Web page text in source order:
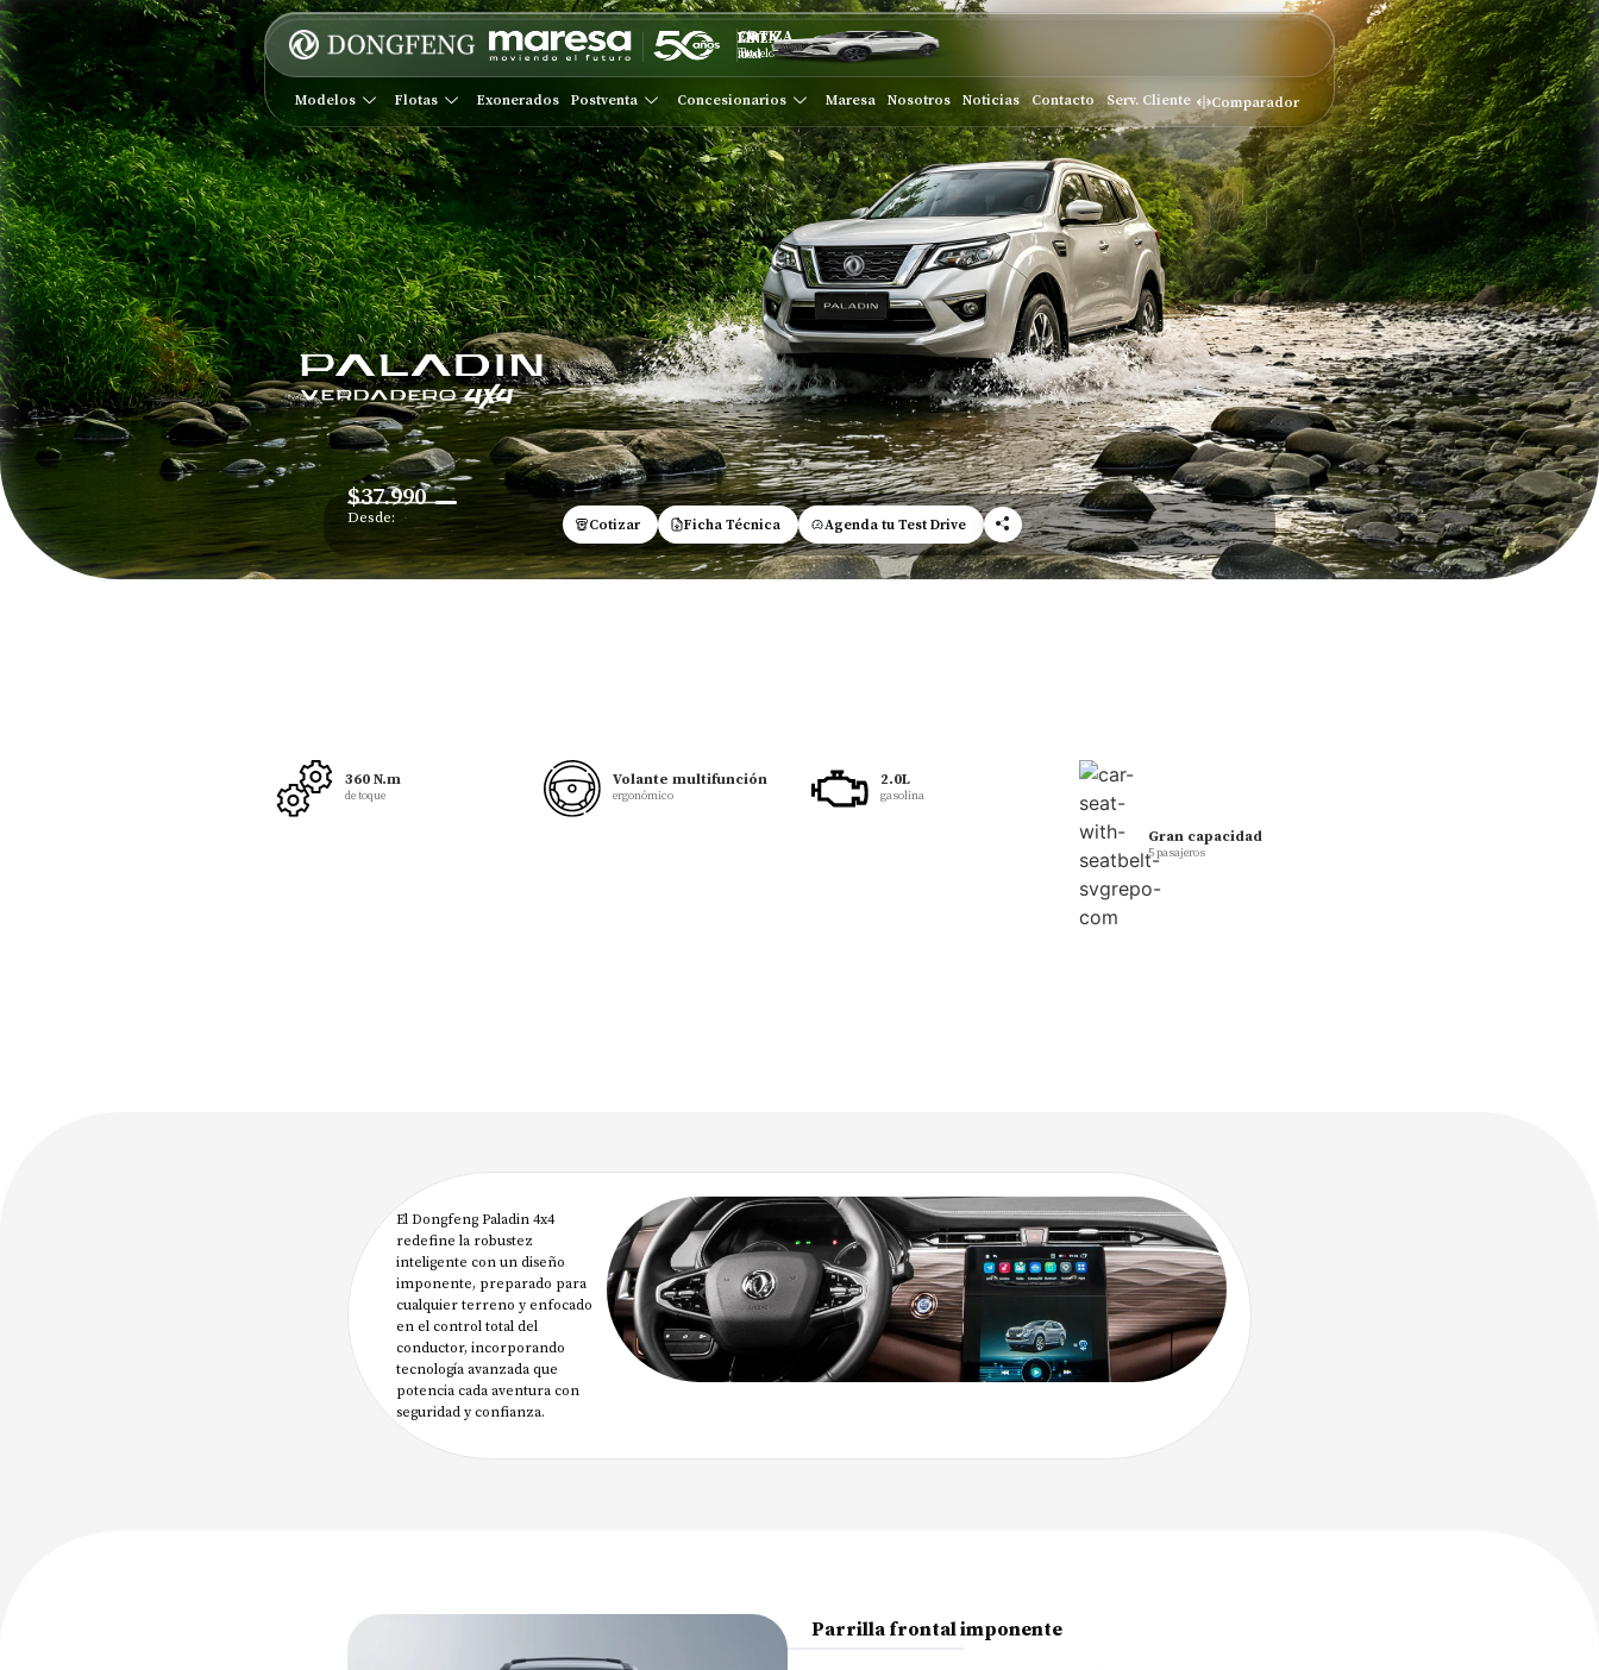
COTIZA EN LÍNEA
Tu modelo ideal
Modelos Flotas Exonerados Postventa Concesionarios Maresa Nosotros Noticias Contacto Serv. Cliente Comparador
Desde:
$37.990
Cotizar Ficha Técnica Agenda tu Test Drive
360 N.m
de toque
Volante multifunción
ergonómico
2.0L
gasolina
Gran capacidad
5 pasajeros
El Dongfeng Paladin 4x4
redefine la robustez
inteligente con un diseño
imponente, preparado para
cualquier terreno y enfocado
en el control total del
conductor, incorporando
tecnología avanzada que
potencia cada aventura con
seguridad y confianza.
Parrilla frontal imponente